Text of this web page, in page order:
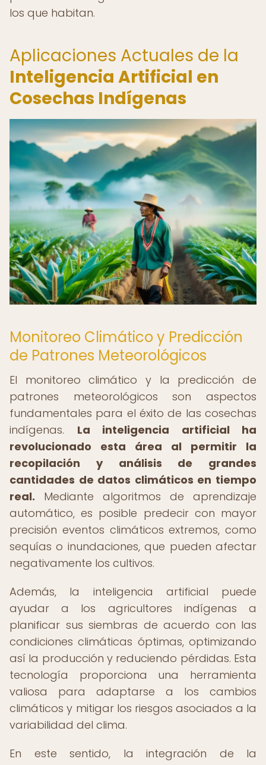
los que habitan.
Aplicaciones Actuales de la
Inteligencia Artificial en
Cosechas Indígenas
Monitoreo Climático y Predicción
de Patrones Meteorológicos
El monitoreo climático y la predicción de
patrones meteorológicos son aspectos
fundamentales para el éxito de las cosechas
indígenas. La inteligencia artificial ha
revolucionado esta área al permitir la
recopilación y análisis de grandes
cantidades de datos climáticos en tiempo
real. Mediante algoritmos de aprendizaje
automático, es posible predecir con mayor
precisión eventos climáticos extremos, como
sequías o inundaciones, que pueden afectar
negativamente los cultivos.
Además, la inteligencia artificial puede
ayudar a los agricultores indígenas a
planificar sus siembras de acuerdo con las
condiciones climáticas óptimas, optimizando
así la producción y reduciendo pérdidas. Esta
tecnología proporciona una herramienta
valiosa para adaptarse a los cambios
climáticos y mitigar los riesgos asociados a la
variabilidad del clima.
En este sentido, la integración de la